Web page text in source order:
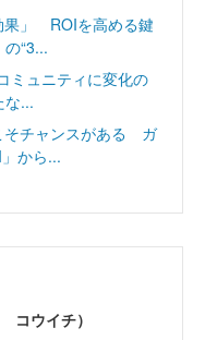
果」 ROIを高める鍵
“3...
ミュニティに変化の
...
そチャンスがある ガ
から...
コウイチ）